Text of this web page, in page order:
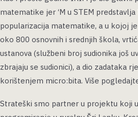
matematike jer ‘M u STEM
popularizacija matematike, a u kojoj
oko 800 osnovnih i srednjih škola,
ustanova (službeni broj sudionika još
zbrajaju se sudionici), a dio zadataka
korištenjem micro:bita. Više
Strateški smo partner u projektu koji